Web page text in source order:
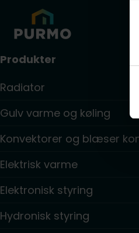
Produkter
Radiator
Gulv varme og køling
Konvektorer og blæser
Elektrisk varme
Elektronisk styring
Hydronisk styring